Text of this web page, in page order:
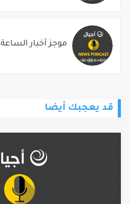
موجز أخبار الساعة 5 م 2026/08/08
قد يعجبك أيضا